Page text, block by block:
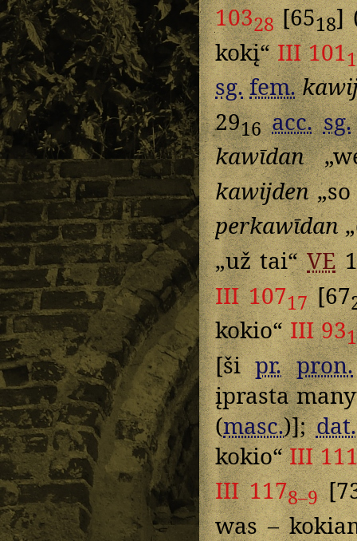
10328[6518]
kokį“III 101
sg. fem.
2916 acc. sg.
kawīdan
kawijden„so
perkawīdan
„už tai“VE
III 10717[67
kokio“III 93
[šipr. pron.
įprasta
(masc.)];dat.
kokio“III
III 1178–9
was –